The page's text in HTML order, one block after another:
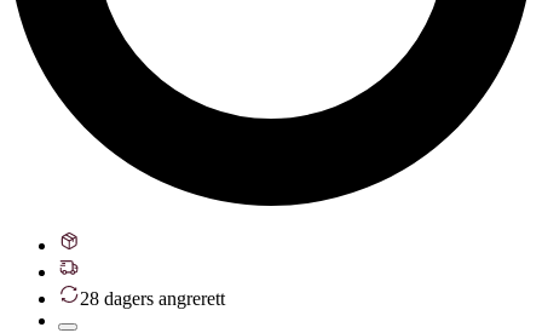
28 dagers angrerett